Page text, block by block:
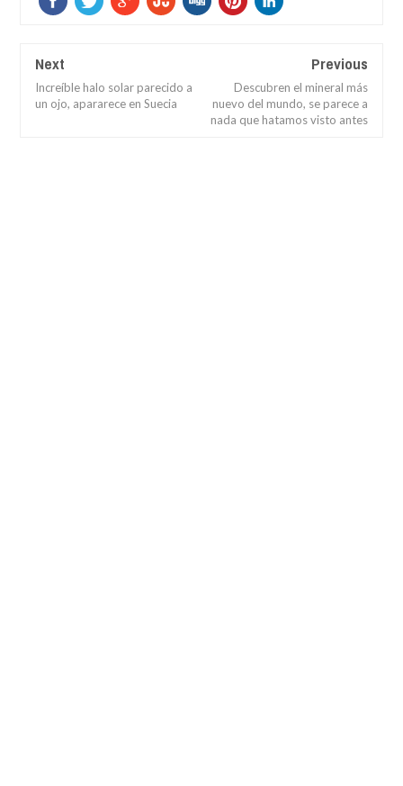
Next
Increíble halo solar parecido a
un ojo, apararece en Suecia
Previous
Descubren el mineral más
nuevo del mundo, se parece a
nada que hatamos visto antes